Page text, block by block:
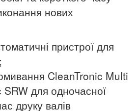
нових
пристрої для
CleanTronic Multi
SRW для одночасної
друку валів